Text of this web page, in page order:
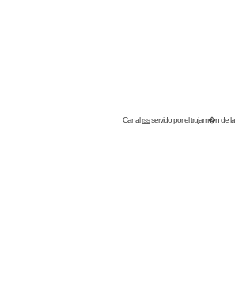
Canalrssservido por eltrujam�nde